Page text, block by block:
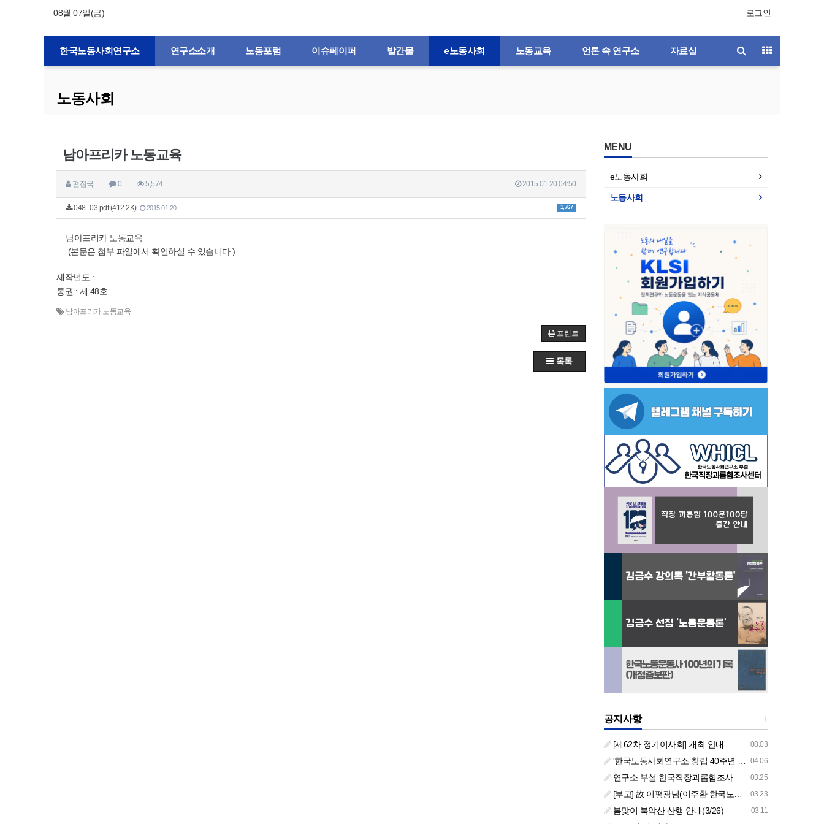
08월 07일(금) 로그인
한국노동사회연구소 연구소소개 노동포럼 이슈페이퍼 발간물 e노동사회 노동교육 언론 속 연구소 자료실
노동사회
남아프리카 노동교육
편집국 0 5,574 2015.01.20 04:50
1,767
048_03.pdf (412.2K) 2015.01.20
남아프리카 노동교육
(본문은 첨부 파일에서 확인하실 수 있습니다.)
제작년도 :
통권 : 제 48호
남아프리카 노동교육
프린트
목록
MENU
e노동사회
노동사회
+
공지사항
08.03
[제62차 정기이사회] 개최 안내
04.06
'한국노동사회연구소 창립 40주년 기념 행사 안내'
03.25
연구소 부설 한국직장괴롭힘조사센터 '2026년도 주요 사업 안내' (교육/컨설팅)
03.23
[부고] 故 이평광님(이주환 한국노동사회연구소 부소장 부친상)
03.11
봄맞이 북악산 산행 안내(3/26)